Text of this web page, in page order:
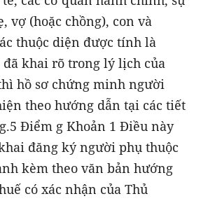
vợ (hoặc chồng), con và
thuộc diện được tính là
khai rõ trong lý lịch của
hồ sơ chứng minh người
theo hướng dẫn tại các tiết
Điểm g Khoản 1 Điều này
đăng ký người phụ thuộc
kèm theo văn bản hướng
có xác nhận của Thủ